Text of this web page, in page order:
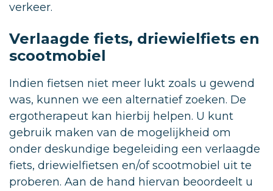
verkeer.
Verlaagde fiets, driewielfiets en
scootmobiel
Indien fietsen niet meer lukt zoals u gewend
was, kunnen we een alternatief zoeken. De
ergotherapeut kan hierbij helpen. U kunt
gebruik maken van de mogelijkheid om
onder deskundige begeleiding een verlaagde
fiets, driewielfietsen en/of scootmobiel uit te
proberen. Aan de hand hiervan beoordeelt u